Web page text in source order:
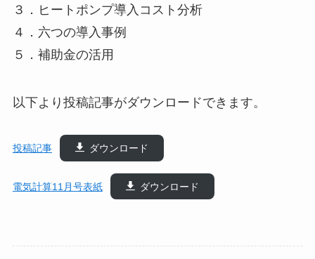
３．ヒートポンプ導入コスト分析
４．六つの導入事例
５．補助金の活用
以下より投稿記事がダウンロードできます。
投稿記事 ダウンロード
電気計算11月号表紙 ダウンロード